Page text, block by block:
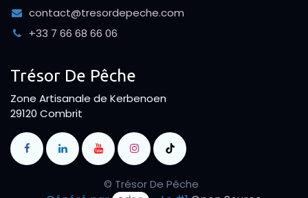
contact@tresordepeche.com
+33 7 66 68 66 06
Trésor De Pêche
Zone Artisanale de Kerbenoen
29120 Combrit
© Trésor De Pêche